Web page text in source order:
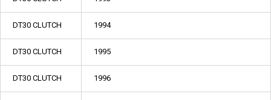
DT30 CLUTCH 1994
DT30 CLUTCH 1995
DT30 CLUTCH 1996